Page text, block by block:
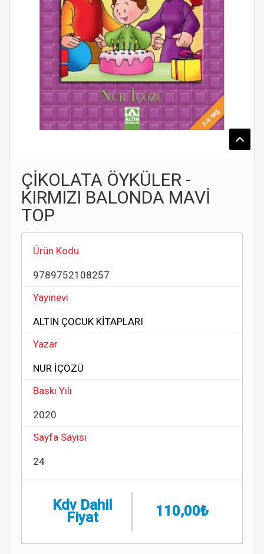
ÇİKOLATA ÖYKÜLER -
KIRMIZI BALONDA MAVİ
TOP
Ürün Kodu
9789752108257
Yayınevi
ALTIN ÇOCUK KİTAPLARI
Yazar
NUR İÇÖZÜ
Baskı Yılı
2020
Sayfa Sayısı
24
Kdv Dahil
Fiyat 110,00₺